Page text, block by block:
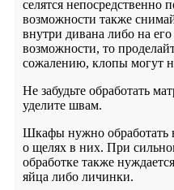
селятся непосредственно
возможности также
внутри дивана либо на
возможности, то
сожалению, клопы могут
Не забудьте обработать
уделите швам.
Шкафы нужно обработать
о щелях в них. При
обработке также
яйца либо личинки.